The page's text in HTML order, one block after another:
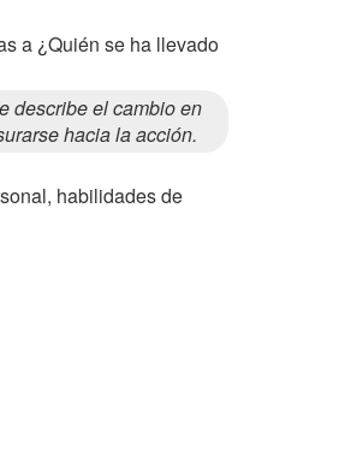
a ¿Quién se ha llevado
describe el cambio en
hacia la acción.
habilidades de